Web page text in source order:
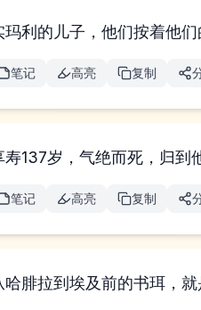
利的儿子，他们按着他
笔记 高亮 复制
寿137岁，气绝而死，归到
笔记 高亮 复制
腓拉到埃及前的书珥，